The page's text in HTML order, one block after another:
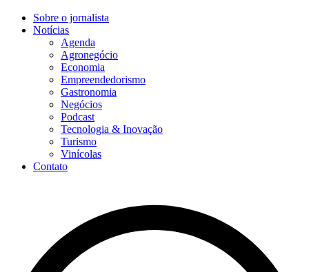
Sobre o jornalista
Notícias
Agenda
Agronegócio
Economia
Empreendedorismo
Gastronomia
Negócios
Podcast
Tecnologia & Inovação
Turismo
Vinícolas
Contato